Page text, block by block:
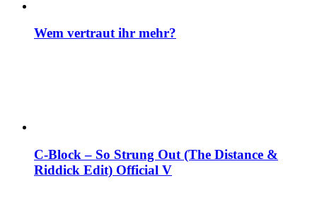
Wem vertraut ihr mehr?
C-Block – So Strung Out (The Distance &
Riddick Edit) Official V